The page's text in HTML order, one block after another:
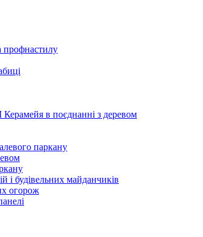
профнастилу
в поєднанні з деревом
паркану
і будівельних майданчиків
огорож